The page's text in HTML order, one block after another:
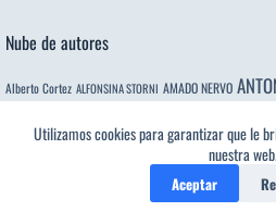
Utilizamos cookies para garantizar que le
nuestra
Aceptar
Nube de autores
Alberto Cortez ALFONSINA STORNI AMADO NERVO
OTERO Charles Baudelaire CÉSAR VALLEJO
Donaciano FEDERICO GARCÍA
FÉLIX MARÍA DE SAMANIEGO GABRIELA